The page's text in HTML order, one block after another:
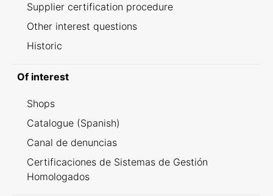
Supplier certification procedure
Other interest questions
Historic
Of interest
Shops
Catalogue (Spanish)
Canal de denuncias
Certificaciones de Sistemas de Gestión
Homologados